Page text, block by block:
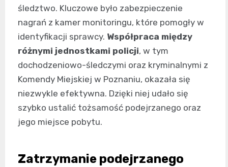
śledztwo. Kluczowe było zabezpieczenie
nagrań z kamer monitoringu, które pomogły w
identyfikacji sprawcy. Współpraca między
różnymi jednostkami policji, w tym
dochodzeniowo-śledczymi oraz kryminalnymi z
Komendy Miejskiej w Poznaniu, okazała się
niezwykle efektywna. Dzięki niej udało się
szybko ustalić tożsamość podejrzanego oraz
jego miejsce pobytu.
Zatrzymanie podejrzanego